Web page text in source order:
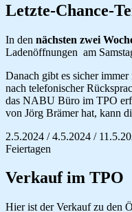
Letzte-Chance-
In den nächsten zwei
Ladenöffnungen am
Danach gibt es sicher
nach telefonischer
das NABU Büro im TPO
von Jörg Brämer hat, kann
2.5.2024 / 4.5.2024 /
Feiertagen
Verkauf im TPO
Hier ist der Verkauf zu den